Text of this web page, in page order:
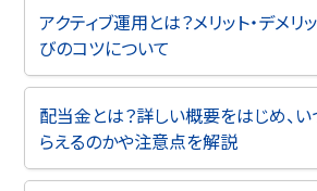
アクティブ運用とは？メリット・デメリ
びのコツについて
配当金とは？詳しい概要をはじめ、い
らえるのかや注意点を解説